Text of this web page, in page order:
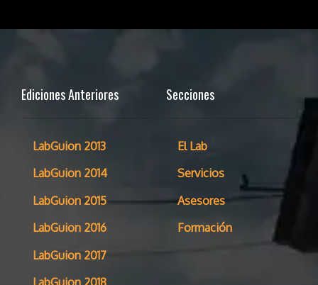
Ediciones Anteriores
LabGuion 2013
LabGuion 2014
LabGuion 2015
LabGuion 2016
LabGuion 2017
LabGuion 2018
Secciones
El Lab
Servicios
Asesores
Formación